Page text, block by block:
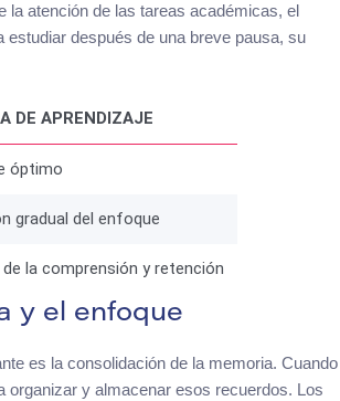
la atención de las tareas académicas, el
después de una breve pausa, su
DE APRENDIZAJE
óptimo
gradual del enfoque
la comprensión y retención
y el enfoque
es la consolidación de la memoria. Cuando
organizar y almacenar esos recuerdos. Los